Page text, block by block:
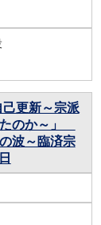
更新～宗派
のか～」
波～臨済宗